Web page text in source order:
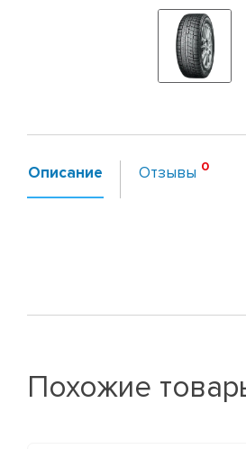
Описание Отзывы
Похожие